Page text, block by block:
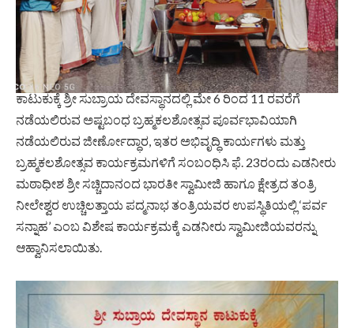
ಕಾಟುಕುಕ್ಕೆ ಶ್ರೀ ಸುಬ್ರಾಯ ದೇವಸ್ಥಾನದಲ್ಲಿ ಮೇ 6 ರಿಂದ 11 ರವರೆಗೆ
ನಡೆಯಲಿರುವ ಅಷ್ಟಬಂಧ ಬ್ರಹ್ಮಕಲಶೋತ್ಸವ ಪೂರ್ವಭಾವಿಯಾಗಿ
ನಡೆಯಲಿರುವ ಜೀರ್ಣೋದ್ಧಾರ, ಇತರ ಅಭಿವೃದ್ಧಿ ಕಾರ್ಯಗಳು ಮತ್ತು
ಬ್ರಹ್ಮಕಲಶೋತ್ಸವ ಕಾರ್ಯಕ್ರಮಗಳಿಗೆ ಸಂಬಂಧಿಸಿ ಫೆ. 23ರಂದು ಎಡನೀರು
ಮಠಾಧೀಶ ಶ್ರೀ ಸಚ್ಚಿದಾನಂದ ಭಾರತೀ ಸ್ವಾಮೀಜಿ ಹಾಗೂ ಕ್ಷೇತ್ರದ ತಂತ್ರಿ
ನೀಲೇಶ್ವರ ಉಚ್ಚಿಲತ್ತಾಯ ಪದ್ಮನಾಭ ತಂತ್ರಿಯವರ ಉಪಸ್ಥಿತಿಯಲ್ಲಿ ‘ಪರ್ವ
ಸನ್ನಾಹ’ ಎಂಬ ವಿಶೇಷ ಕಾರ್ಯಕ್ರಮಕ್ಕೆ ಎಡನೀರು ಸ್ವಾಮೀಜಿಯವರನ್ನು
ಆಹ್ವಾನಿಸಲಾಯಿತು.